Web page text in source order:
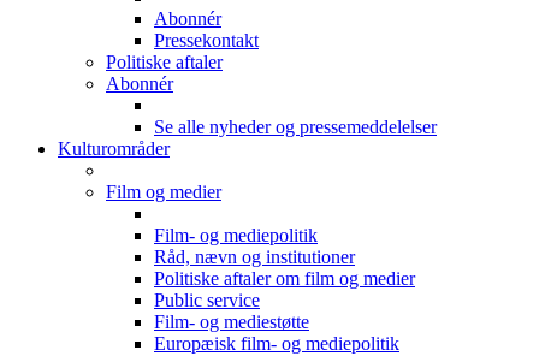
Abonnér
Pressekontakt
Politiske aftaler
Abonnér
Se alle nyheder og pressemeddelelser
Kulturområder
Film og medier
Film- og mediepolitik
Råd, nævn og institutioner
Politiske aftaler om film og medier
Public service
Film- og mediestøtte
Europæisk film- og mediepolitik